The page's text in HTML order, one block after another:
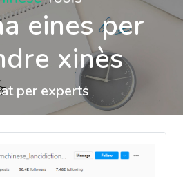
eines per
xinès
per experts